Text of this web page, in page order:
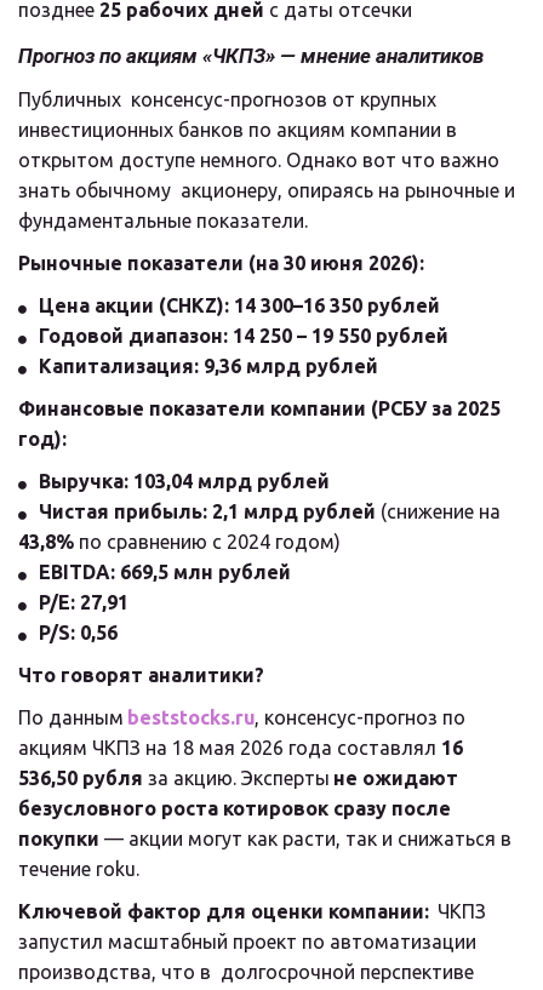
позднее 25 рабочих дней с даты отсечки
Прогноз по акциям «ЧКПЗ» — мнение аналитиков
Публичных  консенсус-прогнозов от крупных
инвестиционных банков по акциям компании в
открытом доступе немного. Однако вот что важно
знать обычному  акционеру, опираясь на рыночные и
фундаментальные показатели.
Рыночные показатели (на 30 июня 2026):
Цена акции (CHKZ): 14 300–16 350 рублей
Годовой диапазон: 14 250 – 19 550 рублей
Капитализация: 9,36 млрд рублей
Финансовые показатели компании (РСБУ за 2025
год):
Выручка: 103,04 млрд рублей
Чистая прибыль: 2,1 млрд рублей
43,8% по сравнению с 2024 годом)
EBITDA: 669,5 млн рублей
P/E: 27,91
P/S: 0,56
Что говорят аналитики?
По данным beststocks.ru, консенсус-прогноз по
акциям ЧКПЗ на 18 мая 2026 года составлял 16
536,50 рубля за акцию. Эксперты не ожидают
безусловного роста котировок сразу после
покупки — акции могут как расти, так и снижаться в
течение roku.
Ключевой фактор для оценки компании:
  ЧКПЗ
запустил масштабный проект по автоматизации
производства, что в  долгосрочной перспективе